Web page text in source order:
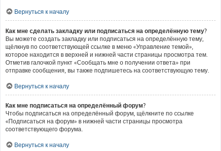
Вернуться к началу
Как мне сделать закладку или подписаться на определённую тему?
Вы можете создать закладку или подписаться на определённую тему,
щёлкнув по соответствующей ссылке в меню «Управление темой»,
которое находится в верхней и нижней части страницы просмотра тем.
Отметив галочкой пункт «Сообщать мне о получении ответа» при
отправке сообщения, вы также подпишетесь на соответствующую тему.
Вернуться к началу
Как мне подписаться на определённый форум?
Чтобы подписаться на определённый форум, щёлкните по ссылке
«Подписаться на форум» в нижней части страницы просмотра
соответствующего форума.
Вернуться к началу